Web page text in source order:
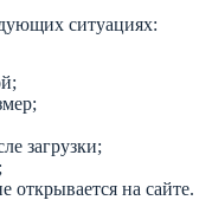
ситуациях:
загрузки;
открывается на сайте.